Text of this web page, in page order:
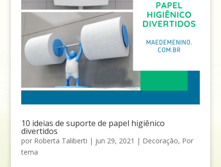
10 ideias de suporte de papel higiênico
divertidos
por Roberta Taliberti | jun 29, 2021 | Decoração, Por
tema